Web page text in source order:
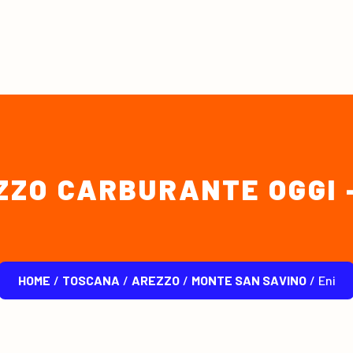
CARBURANTE OGGI
HOME / TOSCANA / AREZZO / MONTE SAN SAVINO / eni